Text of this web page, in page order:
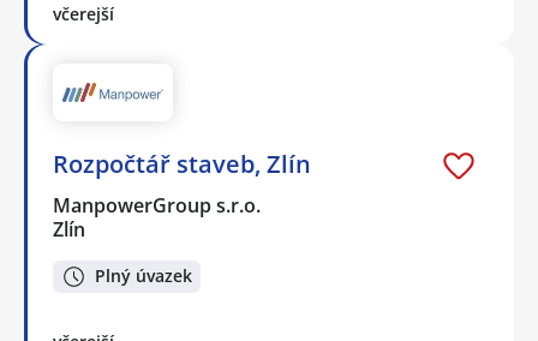
včerejší
Rozpočtář staveb, Zlín
ManpowerGroup s.r.o.
Zlín
Plný úvazek